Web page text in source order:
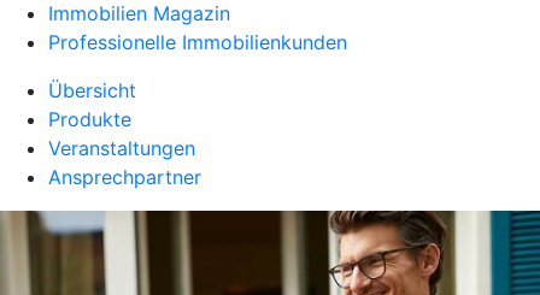
Immobilien Magazin
Professionelle Immobilienkunden
Übersicht
Produkte
Veranstaltungen
Ansprechpartner